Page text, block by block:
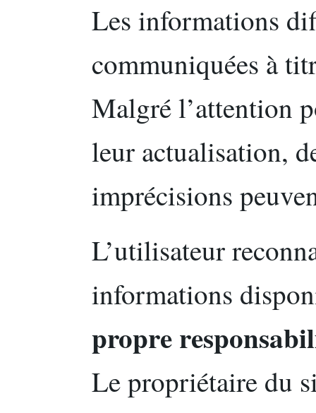
Les informations
communiquées à
Malgré l’attention
leur actualisation,
imprécisions
L’utilisateur
informations
propre
Le propriétaire du